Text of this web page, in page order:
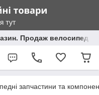
Продаж велосипедів
запчастини та